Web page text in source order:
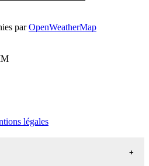
parOpenWeatherMap
légales